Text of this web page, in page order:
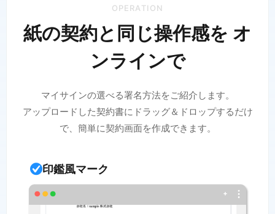
OPERATION
紙の契約と同じ操作感を オ
ンラインで
マイサインの選べる署名方法をご紹介します。
アップロードした契約書にドラッグ＆ドロップするだけ
で、簡単に契約画面を作成できます。
印鑑風マーク